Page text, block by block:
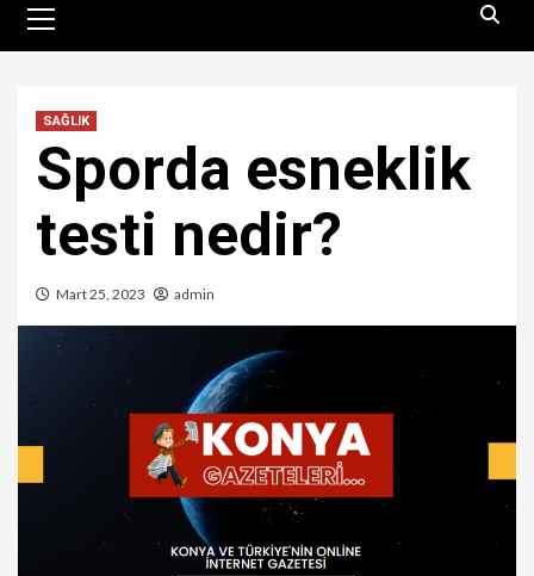
Menu
SAĞLIK
Sporda esneklik
testi nedir?
Mart 25, 2023 admin